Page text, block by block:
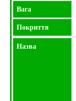
Вага
Покриття
Назва